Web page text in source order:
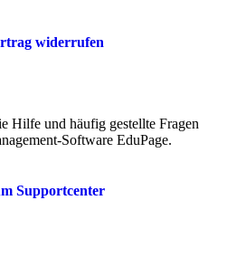
widerrufen
Hilfe und häufig gestellte Fragen
Software EduPage.
Supportcenter